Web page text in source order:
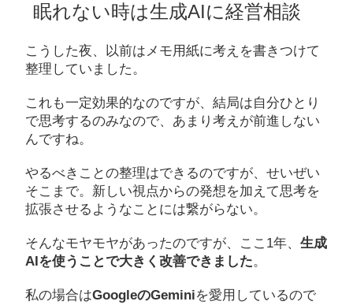
眠れない時は生成AIに経営相談
こうした夜、以前はメモ用紙に考えを書きつけて
整理していました。
これも一定効果的なのですが、結局は自分ひとり
で思考するのみなので、あまり考えが前進しない
んですね。
やるべきことの整理はできるのですが、せいぜい
そこまで。新しい視点からの発想を加えて思考を
拡張させるようなことには繋がらない。
そんなモヤモヤがあったのですが、ここ1年、生成
AIを使うことで大きく改善できました。
私の場合はGoogleのGeminiを愛用しているので